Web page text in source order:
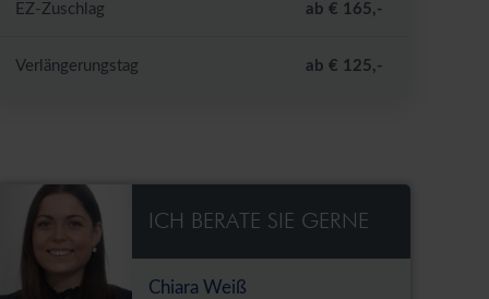
EZ-Zuschlag ab € 165,-
Verlängerungstag ab € 125,-
ICH BERATE SIE GERNE
Chiara Weiß